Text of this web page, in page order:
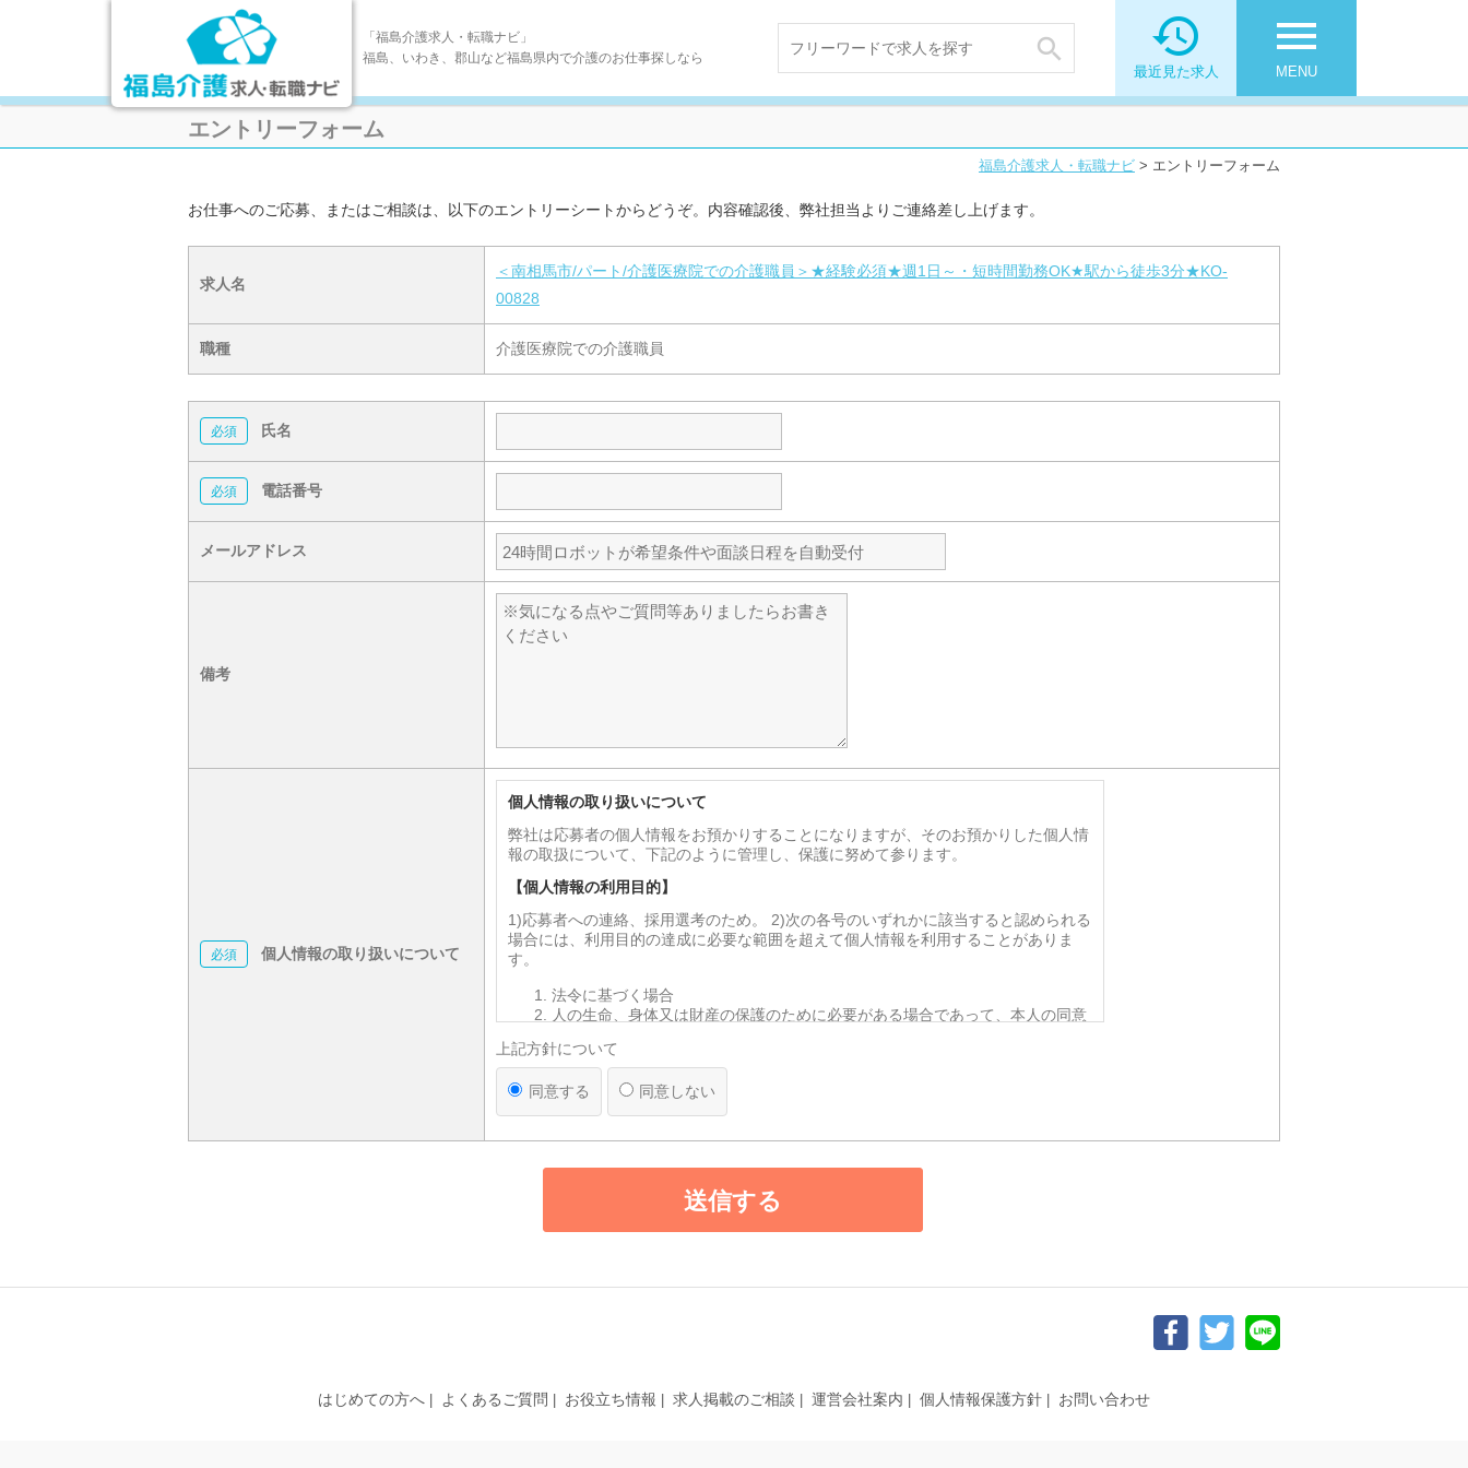
「福島介護求人・転職ナビ」
福島、いわき、郡山など福島県内で介護のお仕事探しなら
 menu
MENU

最近見た求人
エントリーフォーム
福島介護求人・転職ナビ > エントリーフォーム
お仕事へのご応募、またはご相談は、以下のエントリーシートからどうぞ。内容確認後、弊社担当よりご連絡差し上げます。
求人名
＜南相馬市/パート/介護医療院での介護職員＞★経験必須★週1日～・短時間勤務OK★駅から徒歩3分★KO-
00828
職種 介護医療院での介護職員
氏名
電話番号
メールアドレス
備考
個人情報の取り扱いについて
個人情報の取り扱いについて
弊社は応募者の個人情報をお預かりすることになりますが、そのお預かりした個人情
報の取扱について、下記のように管理し、保護に努めて参ります。
【個人情報の利用目的】
1)応募者への連絡、採用選考のため。 2)次の各号のいずれかに該当すると認められる
場合には、利用目的の達成に必要な範囲を超えて個人情報を利用することがありま
す。
法令に基づく場合
人の生命、身体又は財産の保護のために必要がある場合であって、本人の同意
公衆衛生の向上又は児童の健全な育成の推進のために特に必要がある場合であ
って、本人の同意を得ることが困難であるとき
国の機関若しくは地方公共団体又はその委託を受けた者が法令の定める事務を
遂行することに対して協力する必要がある場合であって、本人の同意を得るこ
【第三者への提供】
弊社は法律で定められている場合を除いて、応募者の個人情報を当該応募者の同意を
得ず第三者に提供・委託することはありません。ただし、官公庁等から法的な手続き
により個人情報について開示が求められた場合は、関係法令に反しない範囲におい
【提供の任意性】
【個人情報の開示等について】
上記方針について
同意する 同意しない
送信する
はじめての方へ よくあるご質問 お役立ち情報 求人掲載のご相談 運営会社案内 個人情報保護方針 お問い合わせ